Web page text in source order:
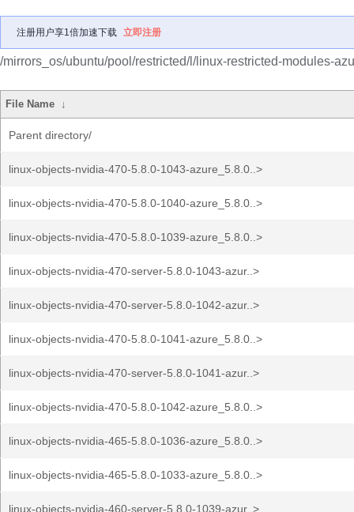
注册用户享1倍加速下载 立即注册
/mirrors_os/ubuntu/pool/restricted/l/linux-restricted-modules-
File Name ↓
Parent directory/
linux-objects-nvidia-470-5.8.0-1043-azure_5.8.0..>
linux-objects-nvidia-470-5.8.0-1040-azure_5.8.0..>
linux-objects-nvidia-470-5.8.0-1039-azure_5.8.0..>
linux-objects-nvidia-470-server-5.8.0-1043-azur..>
linux-objects-nvidia-470-server-5.8.0-1042-azur..>
linux-objects-nvidia-470-5.8.0-1041-azure_5.8.0..>
linux-objects-nvidia-470-server-5.8.0-1041-azur..>
linux-objects-nvidia-470-5.8.0-1042-azure_5.8.0..>
linux-objects-nvidia-465-5.8.0-1036-azure_5.8.0..>
linux-objects-nvidia-465-5.8.0-1033-azure_5.8.0..>
linux-objects-nvidia-460-server-5.8.0-1039-azur..>